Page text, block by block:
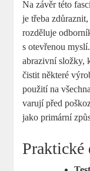
Na závěr této
je třeba
rozděluje
s otevřenou
abrazivní složky,
čistit některé
použití na
varují před
jako primární
Praktické